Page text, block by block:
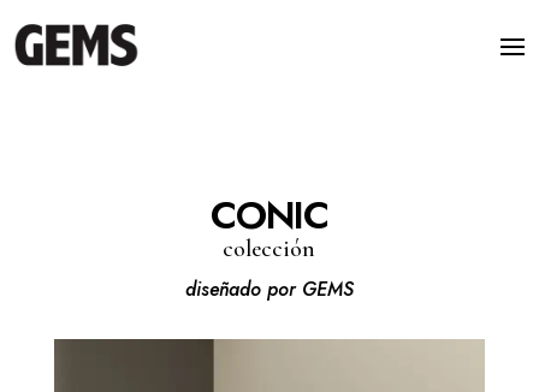
CONIC
colección
diseñado por GEMS